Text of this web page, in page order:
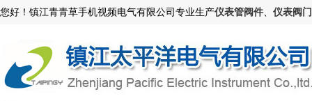
您好！镇江青青草手机视频电气有限公司专业生产仪表管阀件、 仪表阀门